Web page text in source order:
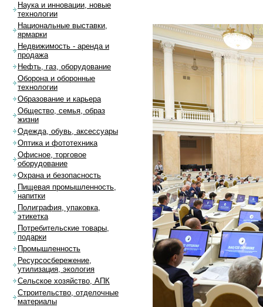
Наука и инновации, новые
технологии
Национальные выставки,
ярмарки
Недвижимость - аренда и
продажа
Нефть, газ, оборудование
Оборона и оборонные
технологии
Образование и карьера
Общество, семья, образ
жизни
Одежда, обувь, аксессуары
Оптика и фототехника
Офисное, торговое
оборудование
Охрана и безопасность
Пищевая промышленность,
напитки
Полиграфия, упаковка,
этикетка
Потребительские товары,
подарки
Промышленность
Ресурсосбережение,
утилизация, экология
Сельское хозяйство, АПК
Строительство, отделочные
материалы